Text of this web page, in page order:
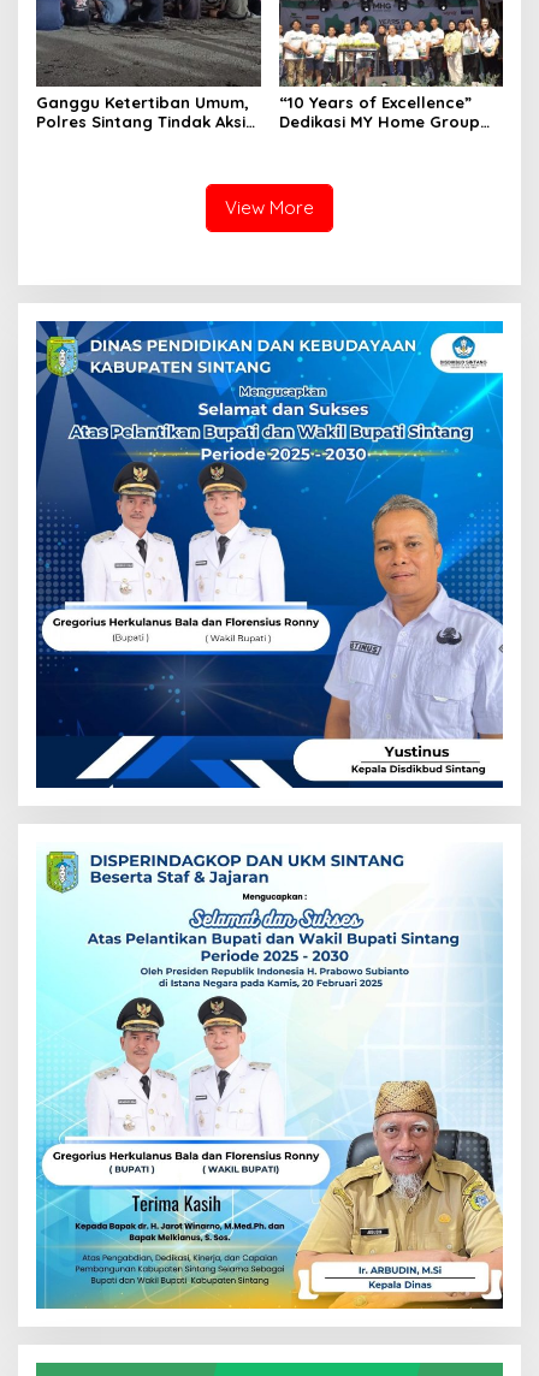
Ganggu Ketertiban Umum,
Polres Sintang Tindak Aksi
“10 Years of Excellence”
Dedikasi MY Home Group
View More